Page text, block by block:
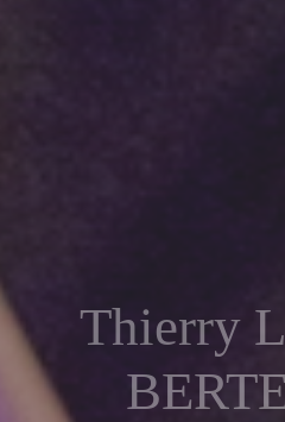
Thierry